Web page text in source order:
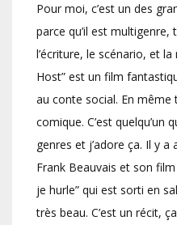
Pour moi, c’est un des
parce qu’il est
l’écriture, le scénario, et
Host” est un film
au conte social. En même
comique. C’est quelqu’un
genres et j’adore ça. Il y
Frank Beauvais et son
je hurle” qui est sorti en
très beau. C’est un récit,